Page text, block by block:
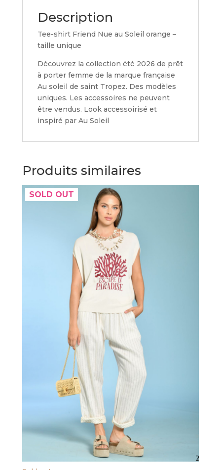
Description
Tee-shirt Friend Nue au Soleil orange –
taille unique
Découvrez la collection été 2026 de prêt
à porter femme de la marque française
Au soleil de saint Tropez. Des modèles
uniques. Les accessoires ne peuvent
être vendus. Look accessoirisé et
inspiré par Au Soleil
Produits similaires
SOLD OUT